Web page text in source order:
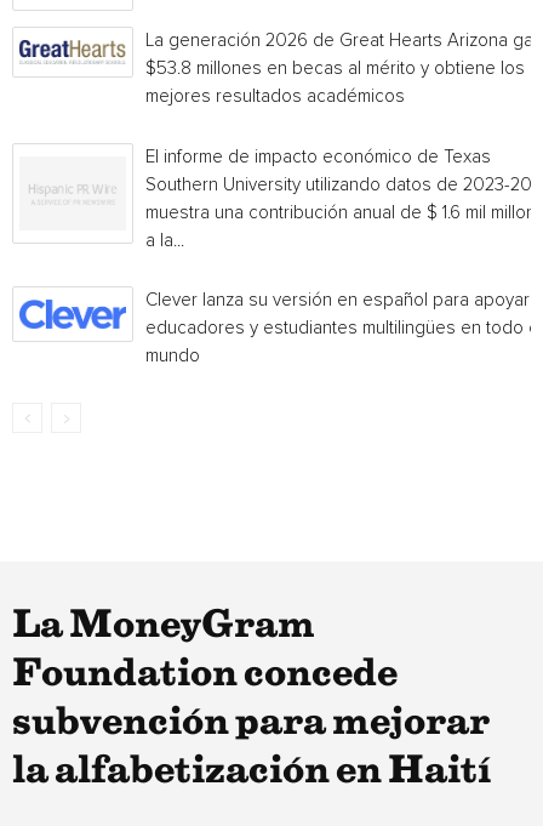
La generación 2026 de Great Hearts Arizona
$53.8 millones en becas al mérito y obtiene los
mejores resultados académicos
El informe de impacto económico de Texas
Southern University utilizando datos de 2023-
muestra una contribución anual de $ 1.6 mil
a la...
Clever lanza su versión en español para apoyar a
educadores y estudiantes multilingües en todo el
mundo
La MoneyGram
Foundation concede
subvención para mejorar
la alfabetización en Haití